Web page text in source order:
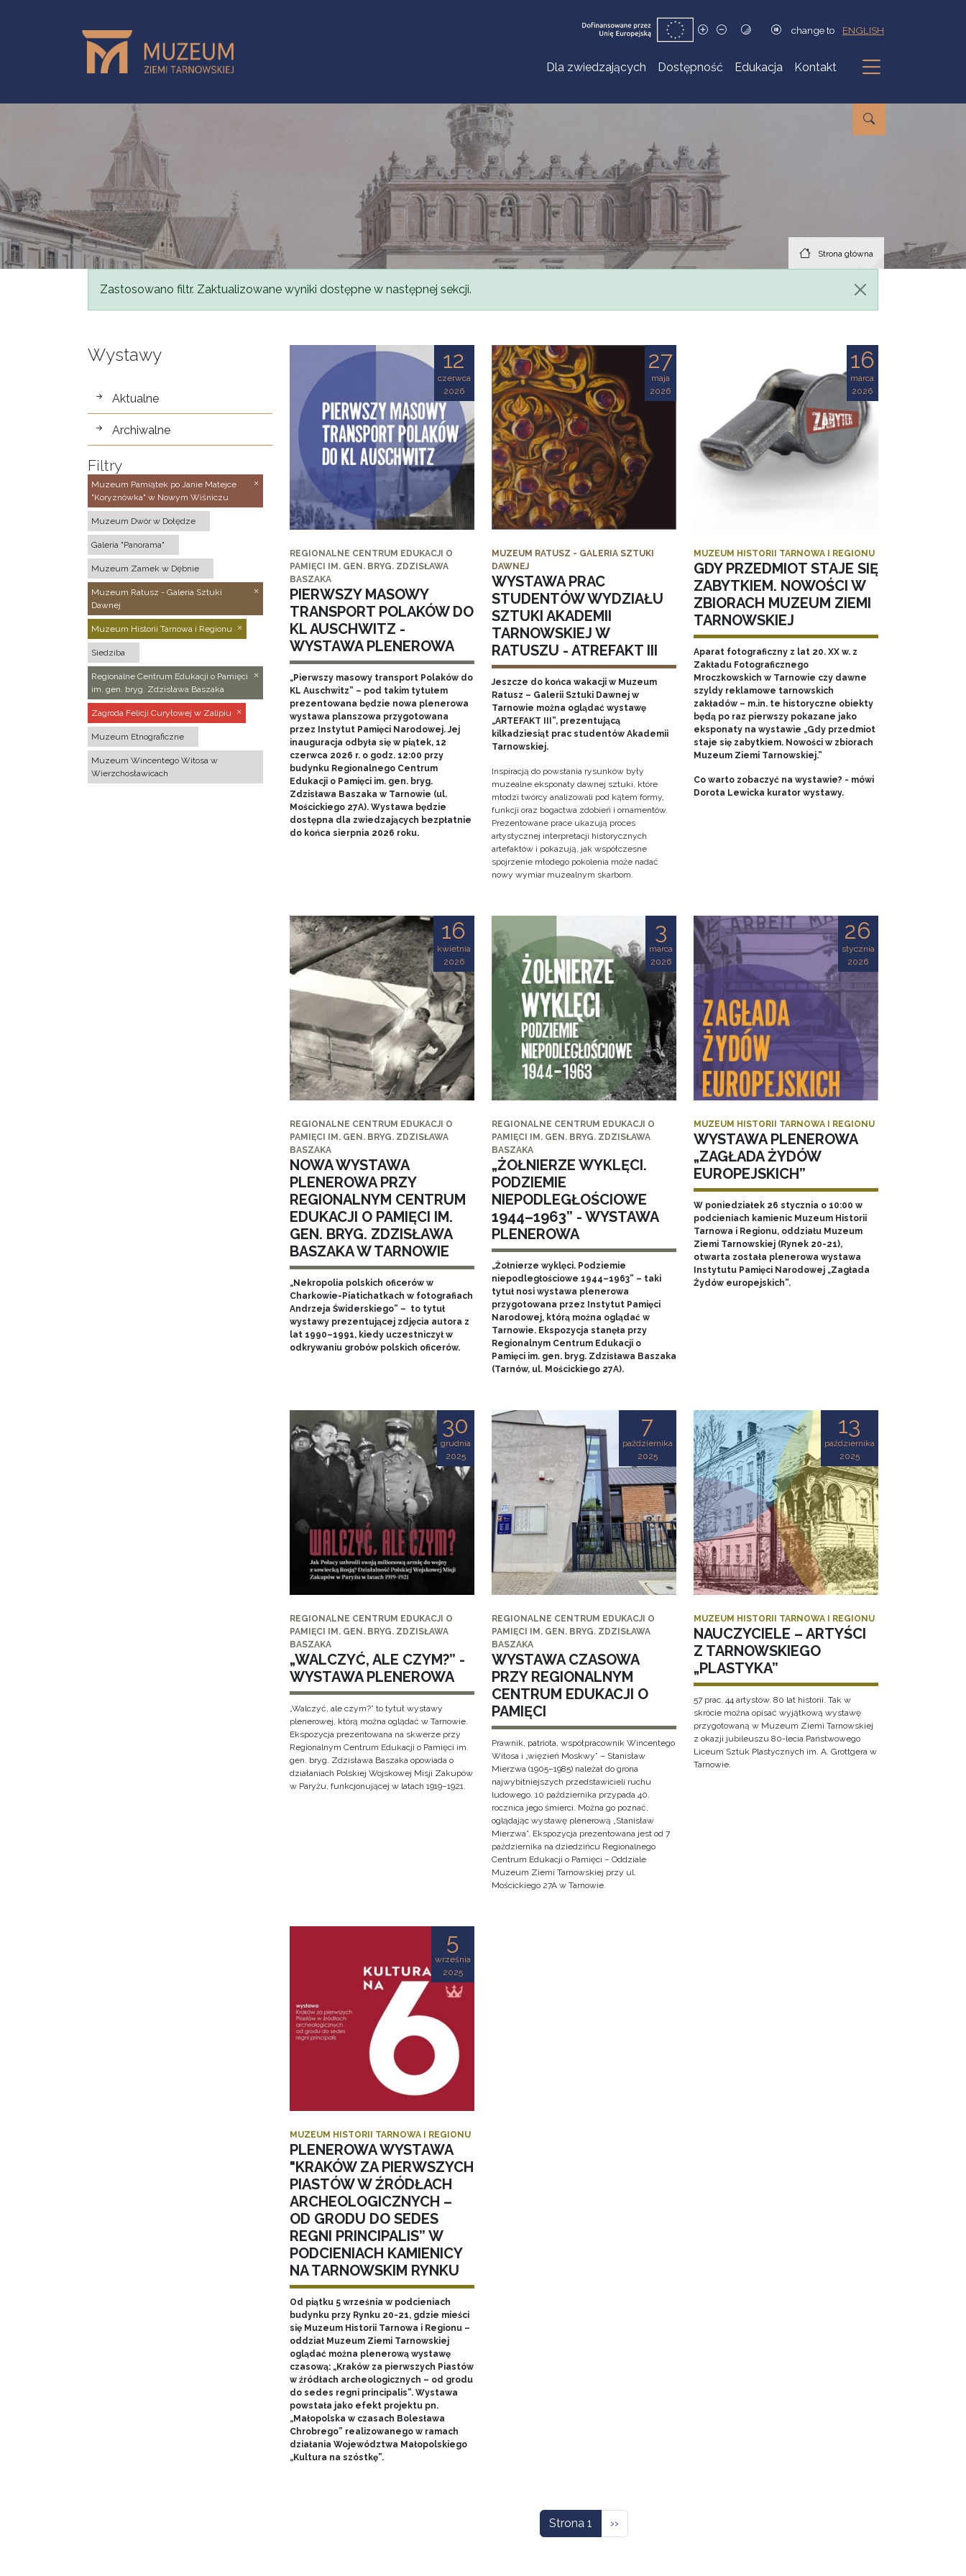
change to ENGLISH
Dla zwiedzających Dostępność Edukacja Kontakt
Podmenu
Strona główna
Komunikat
Zastosowano filtr. Zaktualizowane wyniki dostępne w następnej sekcji.
Wystawy
wystawy
Aktualne
Archiwalne
Filtry
Muzeum Pamiątek po Janie Matejce
"Koryznówka" w Nowym Wiśniczu
Muzeum Dwór w Dołędze
Galeria "Panorama"
Muzeum Zamek w Dębnie
Muzeum Ratusz - Galeria Sztuki
Dawnej
Muzeum Historii Tarnowa i Regionu
Siedziba
Regionalne Centrum Edukacji o Pamięci
im. gen. bryg. Zdzisława Baszaka
Zagroda Felicji Curyłowej w Zalipiu
Muzeum Etnograficzne
Muzeum Wincentego Witosa w
Wierzchosławicach
12
czerwca
2026
REGIONALNE CENTRUM EDUKACJI O
PAMIĘCI IM. GEN. BRYG. ZDZISŁAWA
BASZAKA
PIERWSZY MASOWY
TRANSPORT POLAKÓW DO
KL AUSCHWITZ -
WYSTAWA PLENEROWA
„Pierwszy masowy transport Polaków do
KL Auschwitz” – pod takim tytułem
prezentowana będzie nowa plenerowa
wystawa planszowa przygotowana
przez Instytut Pamięci Narodowej. Jej
inauguracja odbyła się w piątek, 12
czerwca 2026 r. o godz. 12:00 przy
budynku Regionalnego Centrum
Edukacji o Pamięci im. gen. bryg.
Zdzisława Baszaka w Tarnowie (ul.
Mościckiego 27A). Wystawa będzie
dostępna dla zwiedzających bezpłatnie
do końca sierpnia 2026 roku.
27
maja
2026
MUZEUM RATUSZ - GALERIA SZTUKI
DAWNEJ
WYSTAWA PRAC
STUDENTÓW WYDZIAŁU
SZTUKI AKADEMII
TARNOWSKIEJ W
RATUSZU - ATREFAKT III
Jeszcze do końca wakacji w Muzeum
Ratusz – Galerii Sztuki Dawnej w
Tarnowie można oglądać wystawę
„ARTEFAKT III”, prezentującą
kilkadziesiąt prac studentów Akademii
Tarnowskiej.
Inspiracją do powstania rysunków były
muzealne eksponaty dawnej sztuki, które
młodzi twórcy analizowali pod kątem formy,
funkcji oraz bogactwa zdobień i ornamentów.
Prezentowane prace ukazują proces
artystycznej interpretacji historycznych
artefaktów i pokazują, jak współczesne
spojrzenie młodego pokolenia może nadać
nowy wymiar muzealnym skarbom.
16
marca
2026
MUZEUM HISTORII TARNOWA I REGIONU
GDY PRZEDMIOT STAJE SIĘ
ZABYTKIEM. NOWOŚCI W
ZBIORACH MUZEUM ZIEMI
TARNOWSKIEJ
Aparat fotograficzny z lat 20. XX w. z
Zakładu Fotograficznego
Mroczkowskich w Tarnowie czy dawne
szyldy reklamowe tarnowskich
zakładów – m.in. te historyczne obiekty
będą po raz pierwszy pokazane jako
eksponaty na wystawie „Gdy przedmiot
staje się zabytkiem. Nowości w zbiorach
Muzeum Ziemi Tarnowskiej.”
Co warto zobaczyć na wystawie? - mówi
Dorota Lewicka kurator wystawy.
16
kwietnia
2026
REGIONALNE CENTRUM EDUKACJI O
PAMIĘCI IM. GEN. BRYG. ZDZISŁAWA
BASZAKA
NOWA WYSTAWA
PLENEROWA PRZY
REGIONALNYM CENTRUM
EDUKACJI O PAMIĘCI IM.
GEN. BRYG. ZDZISŁAWA
BASZAKA W TARNOWIE
„Nekropolia polskich oficerów w
Charkowie-Piatichatkach w fotografiach
Andrzeja Świderskiego” – to tytuł
wystawy prezentującej zdjęcia autora z
lat 1990–1991, kiedy uczestniczył w
odkrywaniu grobów polskich oficerów.
3
marca
2026
REGIONALNE CENTRUM EDUKACJI O
PAMIĘCI IM. GEN. BRYG. ZDZISŁAWA
BASZAKA
„ŻOŁNIERZE WYKLĘCI.
PODZIEMIE
NIEPODLEGŁOŚCIOWE
1944–1963” - WYSTAWA
PLENEROWA
„Żołnierze wyklęci. Podziemie
niepodległościowe 1944–1963” – taki
tytuł nosi wystawa plenerowa
przygotowana przez Instytut Pamięci
Narodowej, którą można oglądać w
Tarnowie. Ekspozycja stanęła przy
Regionalnym Centrum Edukacji o
Pamięci im. gen. bryg. Zdzisława Baszaka
(Tarnów, ul. Mościckiego 27A).
26
stycznia
2026
MUZEUM HISTORII TARNOWA I REGIONU
WYSTAWA PLENEROWA
„ZAGŁADA ŻYDÓW
EUROPEJSKICH”
W poniedziałek 26 stycznia o 10:00 w
podcieniach kamienic Muzeum Historii
Tarnowa i Regionu, oddziału Muzeum
Ziemi Tarnowskiej (Rynek 20-21),
otwarta została plenerowa wystawa
Instytutu Pamięci Narodowej „Zagłada
Żydów europejskich”.
30
grudnia
2025
REGIONALNE CENTRUM EDUKACJI O
PAMIĘCI IM. GEN. BRYG. ZDZISŁAWA
BASZAKA
„WALCZYĆ, ALE CZYM?” -
WYSTAWA PLENEROWA
„Walczyć, ale czym?” to tytuł wystawy
plenerowej, którą można oglądać w Tarnowie.
Ekspozycja prezentowana na skwerze przy
Regionalnym Centrum Edukacji o Pamięci im.
gen. bryg. Zdzisława Baszaka opowiada o
działaniach Polskiej Wojskowej Misji Zakupów
w Paryżu, funkcjonującej w latach 1919–1921.
7
października
2025
REGIONALNE CENTRUM EDUKACJI O
PAMIĘCI IM. GEN. BRYG. ZDZISŁAWA
BASZAKA
WYSTAWA CZASOWA
PRZY REGIONALNYM
CENTRUM EDUKACJI O
PAMIĘCI
Prawnik, patriota, współpracownik Wincentego
Witosa i „więzień Moskwy” – Stanisław
Mierzwa (1905–1985) należał do grona
najwybitniejszych przedstawicieli ruchu
ludowego. 10 października przypada 40.
rocznica jego śmierci. Można go poznać,
oglądając wystawę plenerową „Stanisław
Mierzwa”. Ekspozycja prezentowana jest od 7
października na dziedzińcu Regionalnego
Centrum Edukacji o Pamięci – Oddziale
Muzeum Ziemi Tarnowskiej przy ul.
Mościckiego 27A w Tarnowie.
13
października
2025
MUZEUM HISTORII TARNOWA I REGIONU
NAUCZYCIELE – ARTYŚCI
Z TARNOWSKIEGO
„PLASTYKA”
57 prac. 44 artystów. 80 lat historii. Tak w
skrócie można opisać wyjątkową wystawę
przygotowaną w Muzeum Ziemi Tarnowskiej
z okazji jubileuszu 80-lecia Państwowego
Liceum Sztuk Plastycznych im. A. Grottgera w
Tarnowie.
5
września
2025
MUZEUM HISTORII TARNOWA I REGIONU
PLENEROWA WYSTAWA
"KRAKÓW ZA PIERWSZYCH
PIASTÓW W ŹRÓDŁACH
ARCHEOLOGICZNYCH –
OD GRODU DO SEDES
REGNI PRINCIPALIS” W
PODCIENIACH KAMIENICY
NA TARNOWSKIM RYNKU
Od piątku 5 września w podcieniach
budynku przy Rynku 20-21, gdzie mieści
się Muzeum Historii Tarnowa i Regionu –
oddział Muzeum Ziemi Tarnowskiej
oglądać można plenerową wystawę
czasową: „Kraków za pierwszych Piastów
w źródłach archeologicznych – od grodu
do sedes regni principalis”. Wystawa
powstała jako efekt projektu pn.
„Małopolska w czasach Bolesława
Chrobrego” realizowanego w ramach
działania Województwa Małopolskiego
„Kultura na szóstkę”.
Strona 1 Następna strona
››